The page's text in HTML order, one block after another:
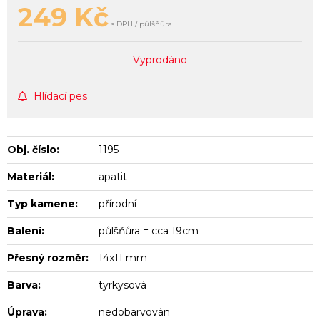
249 Kč s DPH / půlšňůra
Vyprodáno
Hlídací pes
Obj. číslo: 1195
Materiál: apatit
Typ kamene: přírodní
Balení: půlšňůra = cca 19cm
Přesný rozměr: 14x11 mm
Barva: tyrkysová
Úprava: nedobarvován